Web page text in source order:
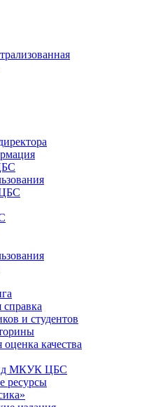
справка
и студентов
качества
МКУК ЦБС
ресурсы